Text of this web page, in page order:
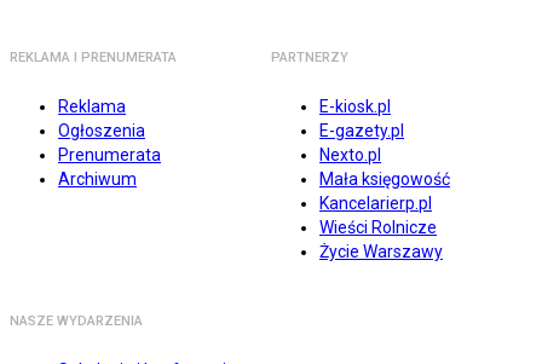
REKLAMA I PRENUMERATA
Reklama
Ogłoszenia
Prenumerata
Archiwum
PARTNERZY
E-kiosk.pl
E-gazety.pl
Nexto.pl
Mała księgowość
Kancelarierp.pl
Wieści Rolnicze
Życie Warszawy
NASZE WYDARZENIA